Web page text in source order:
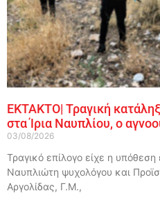
ΕΚΤΑΚΤΟ| Τραγική
στα Ίρια Ναυπλίου, ο
03/08/2026
Τραγικό επίλογο είχε η
Ναυπλιώτη ψυχολόγου και
Αργολίδας, Γ.Μ.,